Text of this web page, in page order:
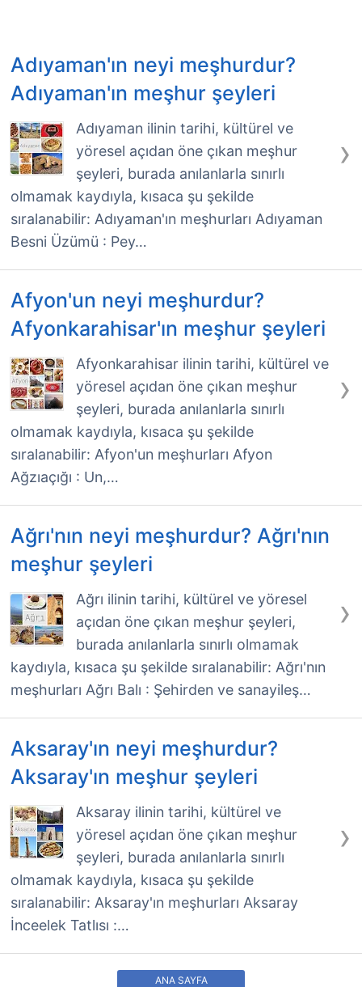
Adıyaman'ın neyi meşhurdur?
Adıyaman'ın meşhur şeyleri
›
Adıyaman ilinin tarihi, kültürel ve
yöresel açıdan öne çıkan meşhur
şeyleri, burada anılanlarla sınırlı
olmamak kaydıyla, kısaca şu şekilde
sıralanabilir: Adıyaman'ın meşhurları Adıyaman
Besni Üzümü : Pey…
Afyon'un neyi meşhurdur?
Afyonkarahisar'ın meşhur şeyleri
›
Afyonkarahisar ilinin tarihi, kültürel ve
yöresel açıdan öne çıkan meşhur
şeyleri, burada anılanlarla sınırlı
olmamak kaydıyla, kısaca şu şekilde
sıralanabilir: Afyon'un meşhurları Afyon
Ağzıaçığı : Un,…
Ağrı'nın neyi meşhurdur? Ağrı'nın
meşhur şeyleri
›
Ağrı ilinin tarihi, kültürel ve yöresel
açıdan öne çıkan meşhur şeyleri,
burada anılanlarla sınırlı olmamak
kaydıyla, kısaca şu şekilde sıralanabilir: Ağrı'nın
meşhurları Ağrı Balı : Şehirden ve sanayileş…
Aksaray'ın neyi meşhurdur?
Aksaray'ın meşhur şeyleri
›
Aksaray ilinin tarihi, kültürel ve
yöresel açıdan öne çıkan meşhur
şeyleri, burada anılanlarla sınırlı
olmamak kaydıyla, kısaca şu şekilde
sıralanabilir: Aksaray'ın meşhurları Aksaray
İnceelek Tatlısı :…
ANA SAYFA